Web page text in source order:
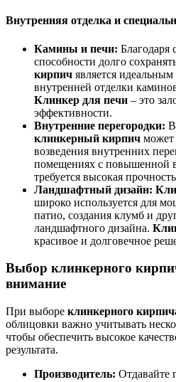
Внутренняя отделка и
Камины и печи: Благодаря
способности долго
кирпич является
внутренней отделки
Клинкер для печи – это
эффективности.
Внутренние перегородки: В
клинкерный кирпич может
возведения внутренних
помещениях с повышенной
требуется высокая
Ландшафтный дизайн:
широко используется для
патио, создания клумб и
ландшафтного дизайна.
красивое и долговечное
Выбор клинкерного
внимание
При выборе клинкерного
облицовки важно учитывать
чтобы обеспечить высокое
результата.
Производитель: Отдавайте